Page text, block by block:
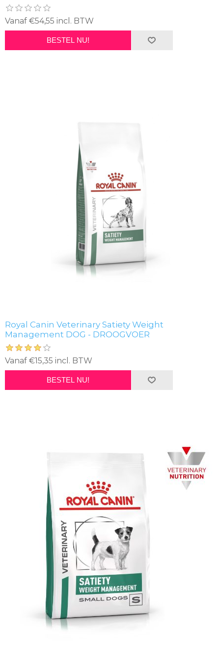
Vanaf €54,55 incl. BTW
BESTEL NU!
Royal Canin Veterinary Satiety Weight
Management DOG - DROOGVOER
Vanaf €15,35 incl. BTW
BESTEL NU!